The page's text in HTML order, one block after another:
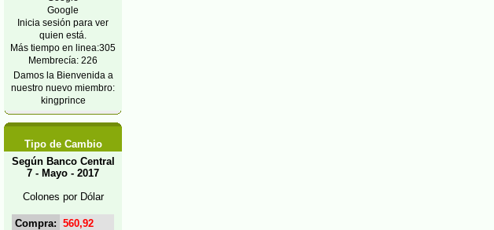
Google
Inicia sesión para ver
quien está.
Más tiempo en linea:305
Membrecía: 226
Damos la Bienvenida a
nuestro nuevo miembro:
kingprince
Tipo de Cambio
Según Banco Central
7 - Mayo - 2017
Colones por Dólar
Compra: 560,92